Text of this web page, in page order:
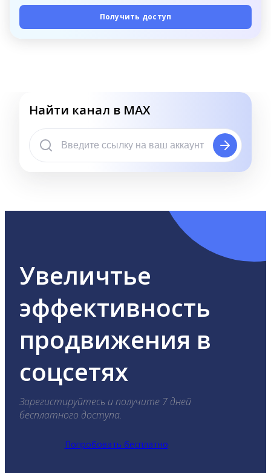
Получить доступ
Найти канал в MAX
Увеличтье
эффективность
продвижения в
соцсетях
Зарегистируйтесь и получите 7 дней
бесплатного доступа.
Попробовать бесплатно